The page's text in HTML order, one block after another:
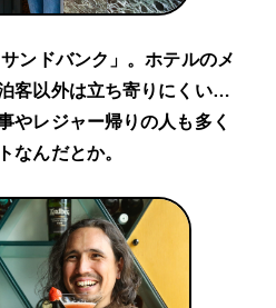
ンドバンク」。ホテルのメ
客以外は立ち寄りにくい…
やレジャー帰りの人も多く
なんだとか。